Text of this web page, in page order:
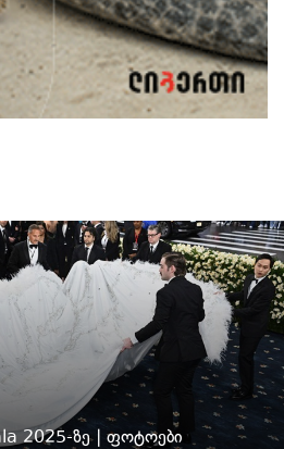
2025-ზე | ფოტოები